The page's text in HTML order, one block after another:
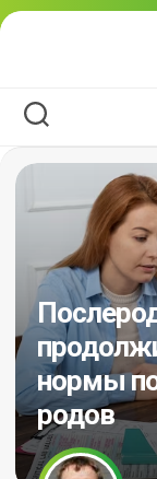
Перейти
нормы
родов